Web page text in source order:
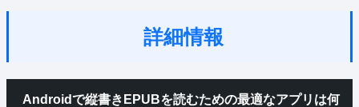
詳細情報
Androidで縦書きEPUBを読むための最適なアプリは何